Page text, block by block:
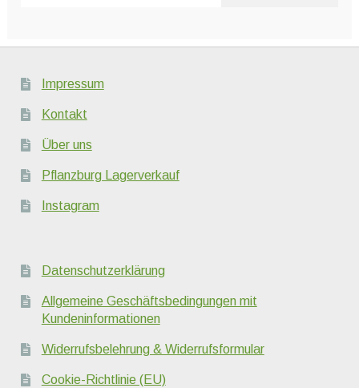
Impressum
Kontakt
Über uns
Pflanzburg Lagerverkauf
Instagram
Datenschutzerklärung
Allgemeine Geschäftsbedingungen mit
Kundeninformationen
Widerrufsbelehrung & Widerrufsformular
Cookie-Richtlinie (EU)